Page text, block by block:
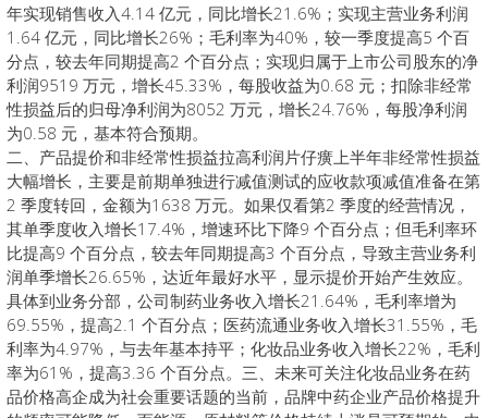
年实现销售收入4.14 亿元，同比增长21.6%；实现主营业务利润
1.64 亿元，同比增长26%；毛利率为40%，较一季度提高5 个百
分点，较去年同期提高2 个百分点；实现归属于上市公司股东的净
利润9519 万元，增长45.33%，每股收益为0.68 元；扣除非经常
性损益后的归母净利润为8052 万元，增长24.76%，每股净利润
为0.58 元，基本符合预期。
二、产品提价和非经常性损益拉高利润片仔癀上半年非经常性损益
大幅增长，主要是前期单独进行减值测试的应收款项减值准备在第
2 季度转回，金额为1638 万元。如果仅看第2 季度的经营情况，
其单季度收入增长17.4%，增速环比下降9 个百分点；但毛利率环
比提高9 个百分点，较去年同期提高3 个百分点，导致主营业务利
润单季增长26.65%，达近年最好水平，显示提价开始产生效应。
具体到业务分部，公司制药业务收入增长21.64%，毛利率增为
69.55%，提高2.1 个百分点；医药流通业务收入增长31.55%，毛
利率为4.97%，与去年基本持平；化妆品业务收入增长22%，毛利
率为61%，提高3.36 个百分点。三、未来可关注化妆品业务在药
品价格高企成为社会重要话题的当前，品牌中药企业产品价格提升